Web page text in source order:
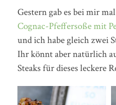
Gestern gab es bei mir
Cognac-Pfeffersoße mit
und ich habe gleich zwei
Ihr könnt aber natürlich
Steaks für dieses leckere